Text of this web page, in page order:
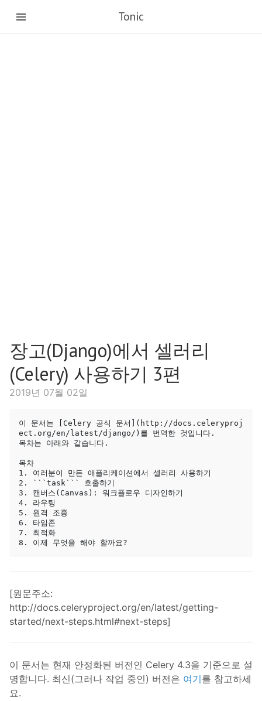
Tonic
장고(Django)에서 셀러리
(Celery) 사용하기 3편
2019년 07월 02일
이 문서는 [Celery 공식 문서](http://docs.celeryproj
ect.org/en/latest/django/)를 번역한 것입니다.
목차는 아래와 같습니다.
목차
1. 여러분이 만든 애플리케이션에서 셀러리 사용하기
2. ```task``` 호출하기
3. 캔버스(Canvas): 워크플로우 디자인하기
4. 라우팅
5. 원격 조종
6. 타임존
7. 최적화
[원문주소:
http://docs.celeryproject.org/en/latest/getting-
started/next-steps.html#next-steps]
이 문서는 현재 안정화된 버전인 Celery 4.3을 기준으로 설
명합니다. 최신(그러나 작업 중인) 버전은 여기를 참고하세
요.